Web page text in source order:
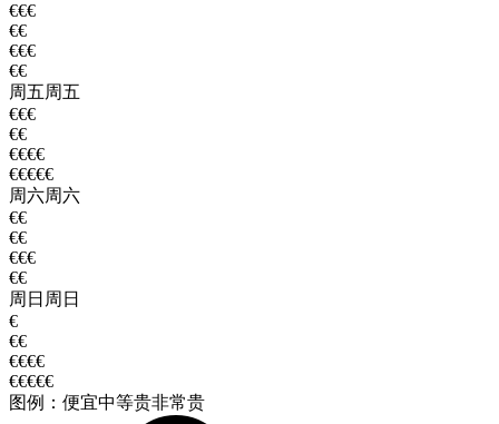
€€€
€€
€€€
€€
周五周五
€€€
€€
€€€€
€€€€€
周六周六
€€
€€
€€€
€€
周日 周日
€
€€
€€€€
€€€€€
图例： 便宜中等贵非常贵